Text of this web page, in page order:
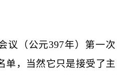
议（公元397年）第一次
单，当然它只是接受了主